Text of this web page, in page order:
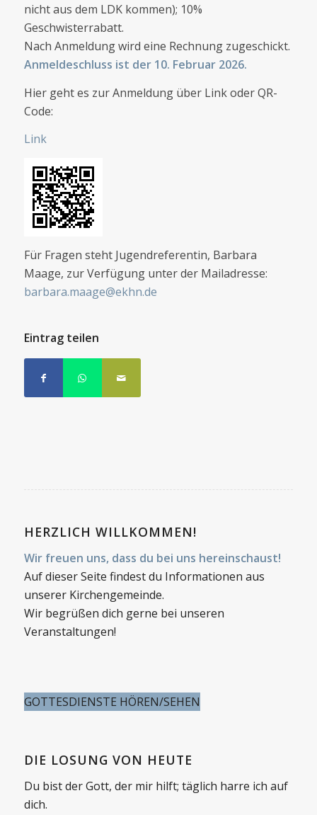
nicht aus dem LDK kommen); 10%
Geschwisterrabatt.
Nach Anmeldung wird eine Rechnung zugeschickt.
Anmeldeschluss ist der 10. Februar 2026.
Hier geht es zur Anmeldung über Link oder QR-
Code:
Link
Für Fragen steht Jugendreferentin, Barbara
Maage, zur Verfügung unter der Mailadresse:
barbara.maage@ekhn.de
Eintrag teilen
HERZLICH WILLKOMMEN!
Wir freuen uns, dass du bei uns hereinschaust!
Auf dieser Seite findest du Informationen aus
unserer Kirchengemeinde.
Wir begrüßen dich gerne bei unseren
Veranstaltungen!
GOTTESDIENSTE HÖREN/SEHEN
DIE LOSUNG VON HEUTE
Du bist der Gott, der mir hilft; täglich harre ich auf
dich.